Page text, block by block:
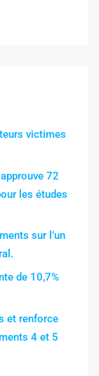
victimes
72
les études
sur l’un
de 10,7%
et renforce
4 et 5